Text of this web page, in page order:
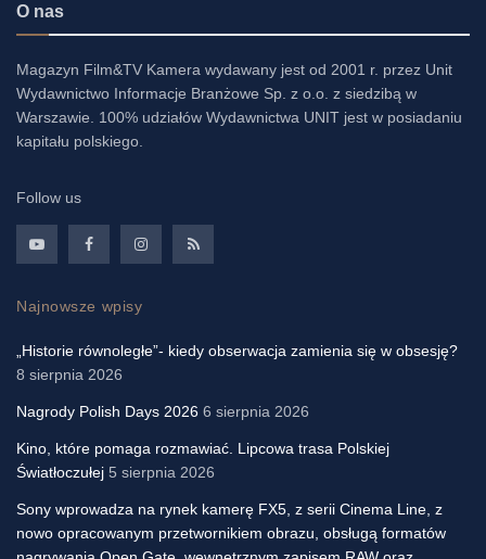
O nas
Magazyn Film&TV Kamera wydawany jest od 2001 r. przez Unit
Wydawnictwo Informacje Branżowe Sp. z o.o. z siedzibą w
Warszawie. 100% udziałów Wydawnictwa UNIT jest w posiadaniu
kapitału polskiego.
Follow us
Najnowsze wpisy
„Historie równoległe”- kiedy obserwacja zamienia się w obsesję?
8 sierpnia 2026
Nagrody Polish Days 2026 6 sierpnia 2026
Kino, które pomaga rozmawiać. Lipcowa trasa Polskiej
Światłoczułej 5 sierpnia 2026
Sony wprowadza na rynek kamerę FX5, z serii Cinema Line, z
nowo opracowanym przetwornikiem obrazu, obsługą formatów